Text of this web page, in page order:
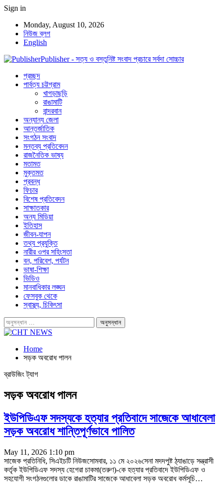
Sign in
Monday, August 10, 2026
নিউজ ব্লগ
English
Publisher - সত্য ও বস্তুনিষ্ট সংবাদ প্রচারে সর্বদা সোচ্চার
প্রচ্ছদ
পার্বত্য চট্টগ্রাম
খাগড়াছড়ি
রাঙামাটি
বান্দরবান
অন্যান্য জেলা
আন্তর্জাতিক
সংগঠন সংবাদ
মন্তব্য প্রতিবেদন
রাজনৈতিক ভাষ্য
মতামত
মুক্তমত
প্রবন্ধ
ফিচার
বিশেষ প্রতিবেদন
সাক্ষাতকার
অন্য মিডিয়া
ইতিহাস
জীবন-যাপন
তথ্য প্রযুক্তি
নারীর ওপর সহিংসতা
বন, পরিবেশ, পর্যটন
ভাষা-শিক্ষা
ভিডিও
মানবাধিকার লঙ্ঘন
ফেসবুক থেকে
স্বাস্থ্য, চিকিৎসা
Home
সড়ক অবরোধ পালন
ব্রাউজিং ট্যাগ
সড়ক অবরোধ পালন
ইউপিডিএফ সদস্যকে হত্যার প্রতিবাদে সাজেকে আধাবেলা
সড়ক অবরোধ শান্তিপূর্ণভাবে পালিত
May 11, 2026 1:10 pm
সাজেক প্রতিনিধি, সিএইচটি নিউজসোমবার, ১১ মে ২০২৬সেনা মদদপুষ্ট ঠ্যাঙাড়ে সন্ত্রাসী
কর্তৃক ইউপিডিএফ সদস্য হেগেরা চাকমা(তরুণ)-কে হত্যার প্রতিবাদে ইউপিডিএফ ও
সহযোগী সংগঠনগুলোর ডাকে রাঙামাটির সাজেকে আধাবেলা সড়ক অবরোধ কর্মসূচি…